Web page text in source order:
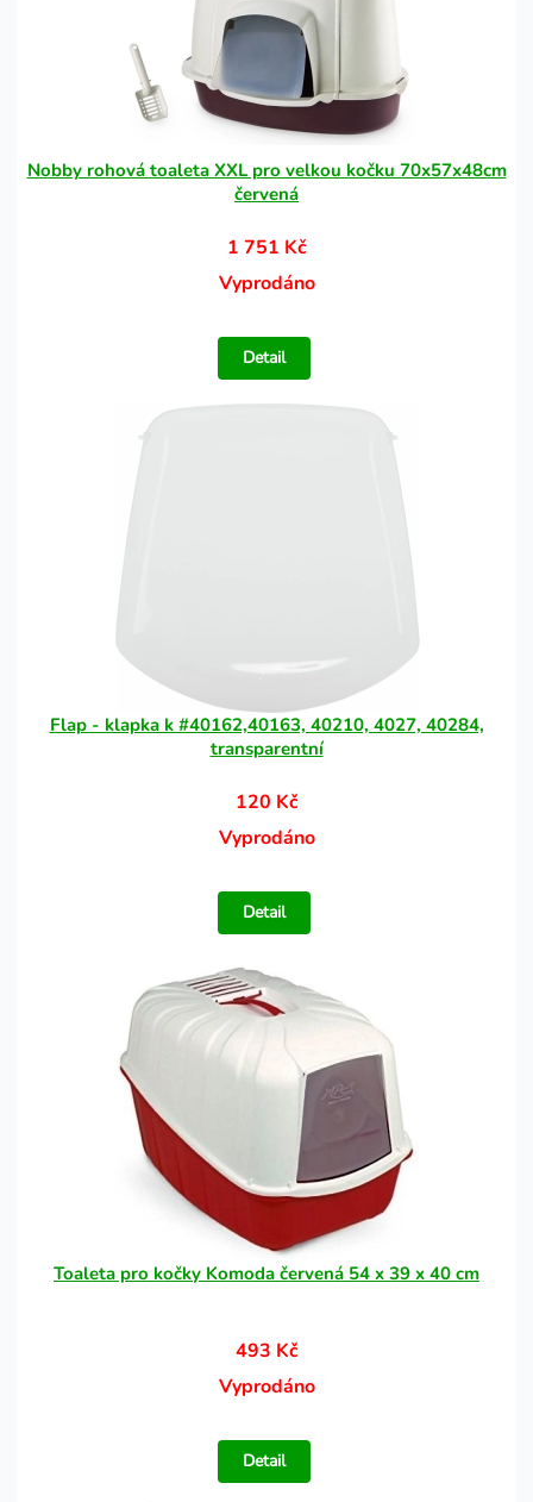
Nobby rohová toaleta XXL pro velkou kočku 70x57x48cm
červená
1 751 Kč
Vyprodáno
Detail
Flap - klapka k #40162,40163, 40210, 4027, 40284,
transparentní
120 Kč
Vyprodáno
Detail
Toaleta pro kočky Komoda červená 54 x 39 x 40 cm
493 Kč
Vyprodáno
Detail